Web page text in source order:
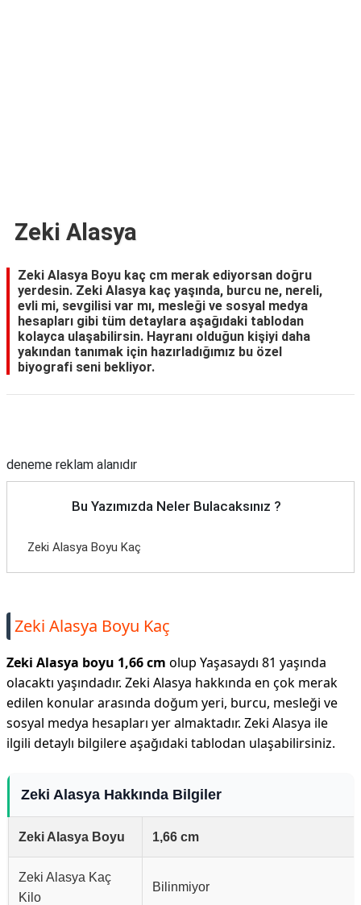
Zeki Alasya
Zeki Alasya Boyu kaç cm merak ediyorsan doğru
yerdesin. Zeki Alasya kaç yaşında, burcu ne, nereli,
evli mi, sevgilisi var mı, mesleği ve sosyal medya
hesapları gibi tüm detaylara aşağıdaki tablodan
kolayca ulaşabilirsin. Hayranı olduğun kişiyi daha
yakından tanımak için hazırladığımız bu özel
biyografi seni bekliyor.
deneme reklam alanıdır
Bu Yazımızda Neler Bulacaksınız ?
Zeki Alasya Boyu Kaç
Zeki Alasya Boyu Kaç
Zeki Alasya boyu 1,66 cm olup Yaşasaydı 81 yaşında
olacaktı yaşındadır. Zeki Alasya hakkında en çok merak
edilen konular arasında doğum yeri, burcu, mesleği ve
sosyal medya hesapları yer almaktadır. Zeki Alasya ile
ilgili detaylı bilgilere aşağıdaki tablodan ulaşabilirsiniz.
Zeki Alasya Hakkında Bilgiler
Zeki Alasya Boyu 1,66 cm
Zeki Alasya Kaç
Kilo
Bilinmiyor